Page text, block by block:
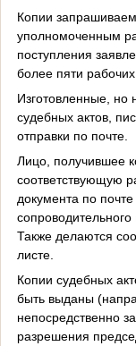
Копии
уполномоченным
поступления
более пяти
Изготовленные, но
судебных актов,
отправки по почте.
Лицо, получившее
соответствующую
документа по
Также делаются
листе.
Копии судебных
быть выданы
непосредственно
разрешения